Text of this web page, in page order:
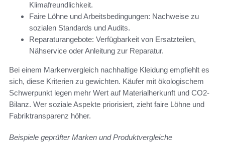
Klimafreundlichkeit.
Faire Löhne und Arbeitsbedingungen: Nachweise zu
sozialen Standards und Audits.
Reparaturangebote: Verfügbarkeit von Ersatzteilen,
Nähservice oder Anleitung zur Reparatur.
Bei einem Markenvergleich nachhaltige Kleidung empfiehlt es
sich, diese Kriterien zu gewichten. Käufer mit ökologischem
Schwerpunkt legen mehr Wert auf Materialherkunft und CO2-
Bilanz. Wer soziale Aspekte priorisiert, zieht faire Löhne und
Fabriktransparenz höher.
Beispiele geprüfter Marken und Produktvergleiche